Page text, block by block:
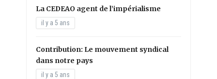
La CEDEAO agent de l’impérialisme
il y a 5 ans
Contribution: Le mouvement syndical
dans notre pays
il y a 5 ans